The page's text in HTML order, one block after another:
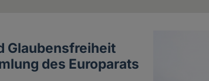
Glaubensfreiheit
des Europarats